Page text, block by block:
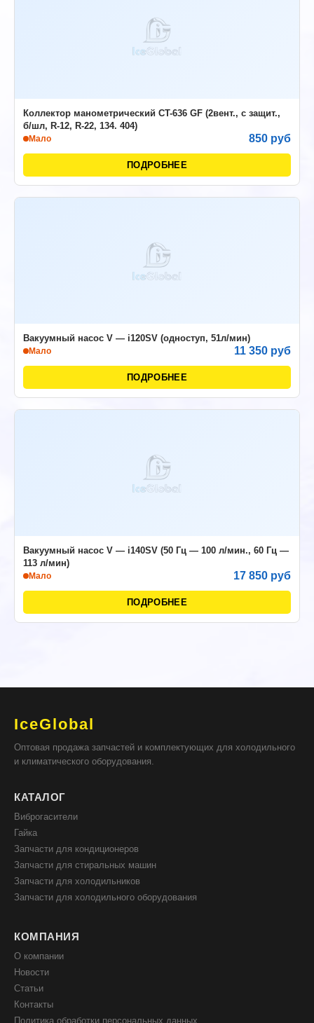
Коллектор манометрический CT-636 GF (2вент., с защит.,
б/шл, R-12, R-22, 134. 404)
Мало 850 руб
ПОДРОБНЕЕ
Вакуумный насос V — i120SV (одноступ, 51л/мин)
Мало 11 350 руб
ПОДРОБНЕЕ
Вакуумный насос V — i140SV (50 Гц — 100 л/мин., 60 Гц —
113 л/мин)
Мало 17 850 руб
ПОДРОБНЕЕ
IceGlobal
Оптовая продажа запчастей и комплектующих для холодильного
и климатического оборудования.
КАТАЛОГ
Виброгасители
Гайка
Запчасти для кондиционеров
Запчасти для стиральных машин
Запчасти для холодильников
Запчасти для холодильного оборудования
КОМПАНИЯ
О компании
Новости
Статьи
Контакты
Политика обработки персональных данных